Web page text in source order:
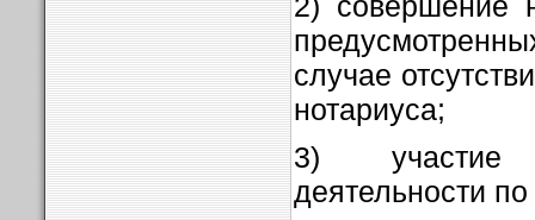
случае
нотариуса;
3) участие
деятельности